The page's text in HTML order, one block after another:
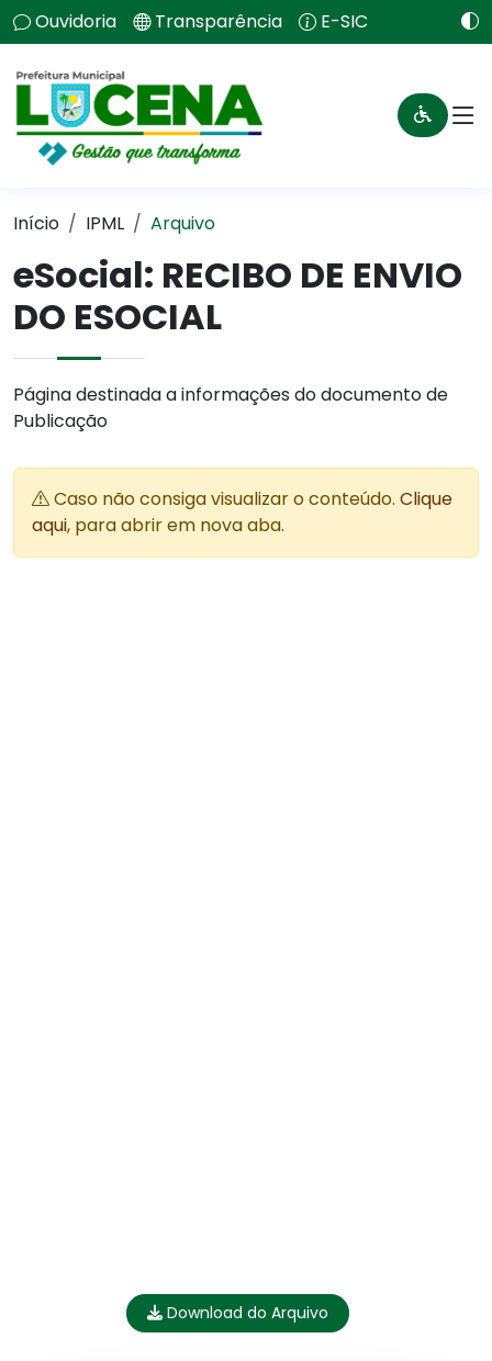
Ouvidoria Transparência E-SIC
Início IPML Arquivo
eSocial: RECIBO DE ENVIO
DO ESOCIAL
Página destinada a informações do documento de
Publicação
Caso não consiga visualizar o conteúdo. Clique
aqui, para abrir em nova aba.
Download do Arquivo